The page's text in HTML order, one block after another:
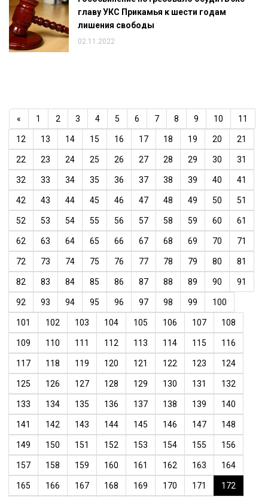
главу УКС Прикамья к шести годам
лишения свободы
02.11.2022
« 1 2 3 4 5 6 7 8 9 10 11
12 13 14 15 16 17 18 19 20 21
22 23 24 25 26 27 28 29 30 31
32 33 34 35 36 37 38 39 40 41
42 43 44 45 46 47 48 49 50 51
52 53 54 55 56 57 58 59 60 61
62 63 64 65 66 67 68 69 70 71
72 73 74 75 76 77 78 79 80 81
82 83 84 85 86 87 88 89 90 91
92 93 94 95 96 97 98 99 100
101 102 103 104 105 106 107 108
109 110 111 112 113 114 115 116
117 118 119 120 121 122 123 124
125 126 127 128 129 130 131 132
133 134 135 136 137 138 139 140
141 142 143 144 145 146 147 148
149 150 151 152 153 154 155 156
157 158 159 160 161 162 163 164
165 166 167 168 169 170 171 172